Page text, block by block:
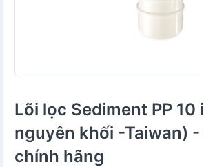
Lõi lọc Sediment PP
nguyên khối -Taiwan) -
chính hãng